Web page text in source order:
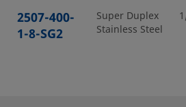
2507-400-
1-8-SG2
Super Duplex
Stainless Steel